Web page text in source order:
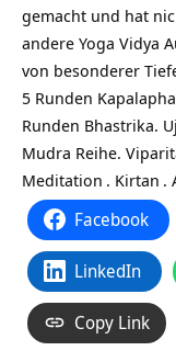
gemacht und hat
andere Yoga Vidya
von besonderer
5 Runden
Runden Bhastrika.
Mudra Reihe.
Meditation . Kirtan .
Facebook
LinkedIn
Copy Link